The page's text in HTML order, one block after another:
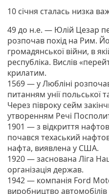
10 січня сталась низка
49 до н.е. — Юлій Цезар
розпочав похід на Рим.
громадянської війни, в
республіка. Вислів
крилатим.
1569 — у Любліні
питанням унії польської
Через півроку сейм
утворенням Речі
1901 — з відкриття
почався техаський
нафта, виявлена у США.
1920 — заснована Ліга
організація держав.
1942 — компанія Ford
виробництво автомобілів